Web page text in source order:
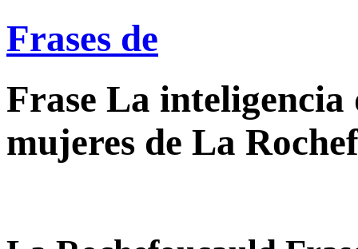
Frases de
Frase La inteligencia
mujeres de La